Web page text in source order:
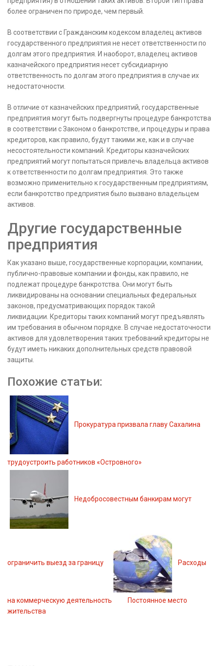
более ограничен по природе, чем первый.
В соответствии с Гражданским кодексом владелец активов
государственного предприятия не несет ответственности по
долгам этого предприятия. И наоборот, владелец активов
казначейского предприятия несет субсидиарную
ответственность по долгам этого предприятия в случае их
недостаточности.
В отличие от казначейских предприятий, государственные
предприятия могут быть подвергнуты процедуре банкротства
в соответствии с Законом о банкротстве, и процедуры и права
кредиторов, как правило, будут такими же, как и в случае
несостоятельности компаний. Кредиторы казначейских
предприятий могут попытаться привлечь владельца активов
к ответственности по долгам предприятия. Это также
возможно применительно к государственным предприятиям,
если банкротство предприятия было вызвано владельцем
активов.
Другие государственные
предприятия
Как указано выше, государственные корпорации, компании,
публично-правовые компании и фонды, как правило, не
подлежат процедуре банкротства. Они могут быть
ликвидированы на основании специальных федеральных
законов, предусматривающих порядок такой
ликвидации. Кредиторы таких компаний могут предъявлять
им требования в обычном порядке. В случае недостаточности
активов для удовлетворения таких требований кредиторы не
будут иметь никаких дополнительных средств правовой
защиты.
Похожие статьи:
Прокуратура призвала главу Сахалина
трудоустроить работников «Островного»
Недобросовестным банкирам могут
ограничить выезд за границу Расходы
на коммерческую деятельность
Постоянное место
жительства